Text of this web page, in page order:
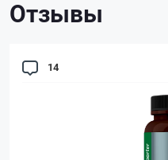
Отзывы
14